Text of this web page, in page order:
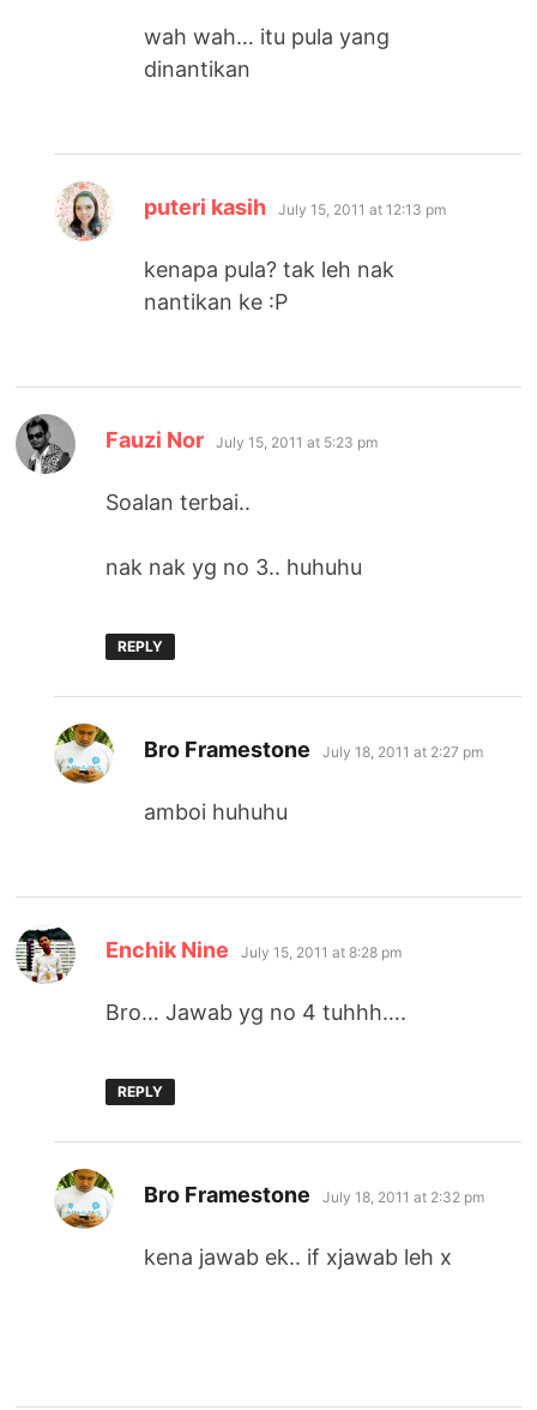
wah wah… itu pula yang
dinantikan
puteri kasih says:
July 15, 2011 at 12:13 pm
kenapa pula? tak leh nak
nantikan ke :P
Fauzi Nor says:
July 15, 2011 at 5:23 pm
Soalan terbai..
nak nak yg no 3.. huhuhu
REPLY
Bro Framestone says:
July 18, 2011 at 2:27 pm
amboi huhuhu
Enchik Nine says:
July 15, 2011 at 8:28 pm
Bro… Jawab yg no 4 tuhhh….
REPLY
Bro Framestone says:
July 18, 2011 at 2:32 pm
kena jawab ek.. if xjawab leh x